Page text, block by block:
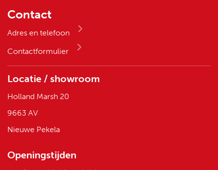
Contact
Adres en telefoon
Contactformulier
Locatie / showroom
Holland Marsh 20
9663 AV
Nieuwe Pekela
Openingstijden